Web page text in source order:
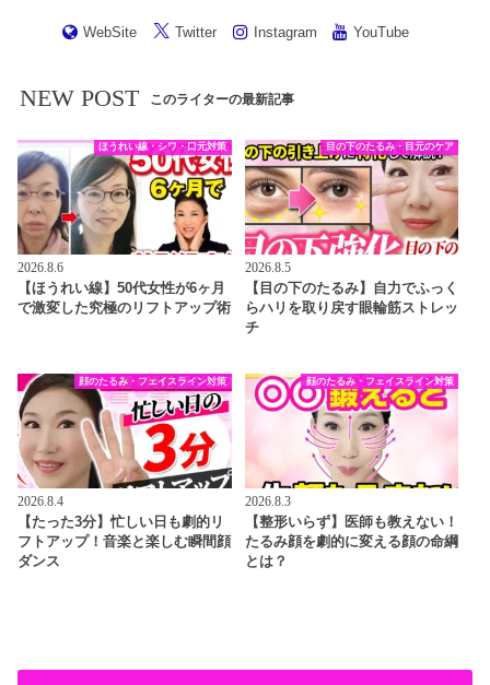
WebSite Twitter Instagram YouTube
NEW POST このライターの最新記事
ほうれい線・シワ・口元対策
2026.8.6
【ほうれい線】50代女性が6ヶ月
で激変した究極のリフトアップ術
目の下のたるみ・目元のケア
2026.8.5
【目の下のたるみ】自力でふっく
らハリを取り戻す眼輪筋ストレッ
チ
顔のたるみ・フェイスライン対策
2026.8.4
【たった3分】忙しい日も劇的リ
フトアップ！音楽と楽しむ瞬間顔
ダンス
顔のたるみ・フェイスライン対策
2026.8.3
【整形いらず】医師も教えない！
たるみ顔を劇的に変える顔の命綱
とは？